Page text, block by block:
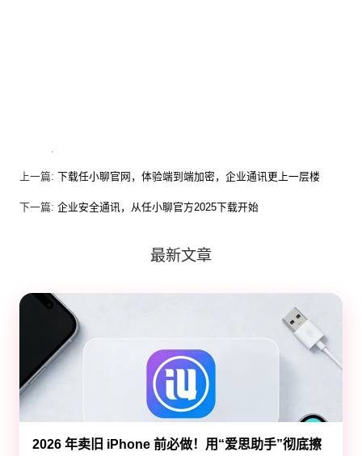
上一篇: 下载任小聊官网，体验端到端加密，企业通讯更上一层楼
下一篇: 企业安全通讯，从任小聊官方2025下载开始
最新文章
2026 年卖旧 iPhone 前必做！用“爱思助手”彻底擦